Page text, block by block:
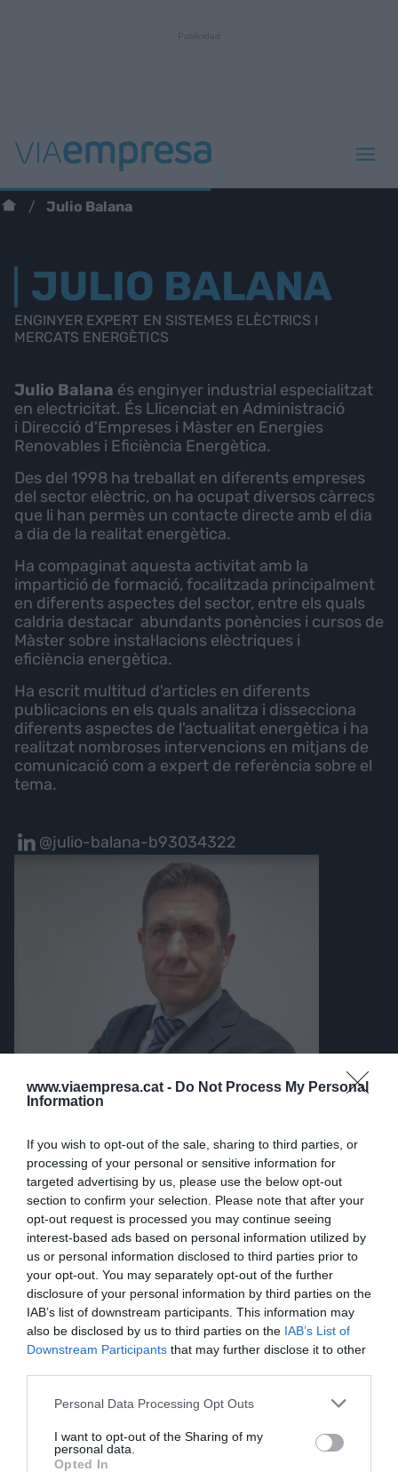
www.viaempresa.cat - Do Not Process My Personal
Information
If you wish to opt-out of the sale, sharing to third parties, or
processing of your personal or sensitive information for
targeted advertising by us, please use the below opt-out
section to confirm your selection. Please note that after your
opt-out request is processed you may continue seeing
interest-based ads based on personal information utilized by
us or personal information disclosed to third parties prior to
your opt-out. You may separately opt-out of the further
disclosure of your personal information by third parties on the
IAB’s list of downstream participants. This information may
also be disclosed by us to third parties on the IAB’s List of
Downstream Participants that may further disclose it to other
Personal Data Processing Opt Outs
I want to opt-out of the Sharing of my
personal data.
Opted In
Julio Balana
JULIO BALANA
ENGINYER EXPERT EN SISTEMES ELÈCTRICS I
MERCATS ENERGÈTICS
Julio Balana és enginyer industrial especialitzat
en electricitat. És Llicenciat en Administració
i Direcció d'Empreses i Màster en Energies
Renovables i Eficiència Energètica.
Des del 1998 ha treballat en diferents empreses
del sector elèctric, on ha ocupat diversos càrrecs
que li han permès un contacte directe amb el dia
a dia de la realitat energètica.
Ha compaginat aquesta activitat amb la
impartició de formació, focalitzada principalment
en diferents aspectes del sector, entre els quals
caldria destacar abundants ponències i cursos de
Màster sobre instal·lacions elèctriques i
eficiència energètica.
Ha escrit multitud d'articles en diferents
publicacions en els quals analitza i dissecciona
diferents aspectes de l'actualitat energètica i ha
realitzat nombroses intervencions en mitjans de
comunicació com a expert de referència sobre el
tema.
@julio-balana-b93034322
ARTICLES PUBLICATS
L'EXPERT
Catalunya té energia (de
moment)
28 d’abril de 2026
JULIO BALANA